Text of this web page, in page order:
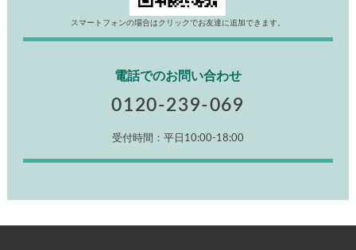
スマートフォンの場合はクリックでお友達に追加できます。
電話でのお問い合わせ
0120-239-069
受付時間：平日10:00-18:00